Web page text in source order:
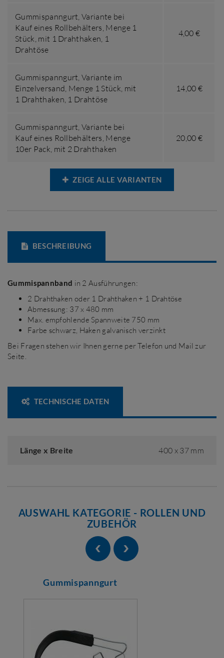
Gummispanngurt,Variante bei
Kauf eines Rollbehälters, Menge 1
Stück, mit 1 Drahthaken, 1
Drahtöse
4,00 €
Gummispanngurt,Variante im
Einzelversand, Menge 1 Stück, mit
1 Drahthaken, 1 Drahtöse
14,00 €
Gummispanngurt,Variante bei
Kauf eines Rollbehälters, Menge
10er Pack, mit 2 Drahthaken
20,00 €
ZEIGE ALLE VARIANTEN
BESCHREIBUNG
Gummispannband in 2 Ausführungen:
2 Drahthaken oder 1 Drahthaken + 1 Drahtöse
Abmessung: 37 x 480 mm
Max. empfohlende Spannweite 750 mm
Farbe schwarz, Haken galvanisch verzinkt
Bei Fragen stehen wir Ihnen gerne per Telefon und Mail zur
Seite.
TECHNISCHE DATEN
Länge x Breite 400 x 37 mm
AUSWAHL KATEGORIE - ROLLEN UND
ZUBEHÖR
Gummispanngurt